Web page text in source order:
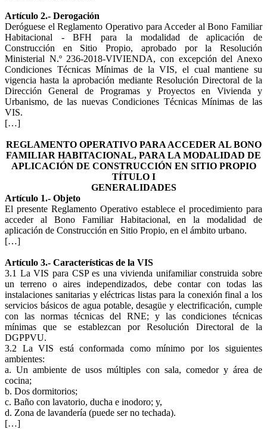
Artículo 2.- Derogación
Deróguese el Reglamento Operativo para Acceder al Bono Familiar
Habitacional - BFH para la modalidad de aplicación de
Construcción en Sitio Propio, aprobado por la Resolución
Ministerial N.º 236-2018-VIVIENDA, con excepción del Anexo
Condiciones Técnicas Mínimas de la VIS, el cual mantiene su
vigencia hasta la aprobación mediante Resolución Directoral de la
Dirección General de Programas y Proyectos en Vivienda y
Urbanismo, de las nuevas Condiciones Técnicas Mínimas de las
VIS.
[…]
REGLAMENTO OPERATIVO PARA ACCEDER AL BONO
FAMILIAR HABITACIONAL, PARA LA MODALIDAD DE
APLICACIÓN DE CONSTRUCCIÓN EN SITIO PROPIO
TÍTULO I
GENERALIDADES
Artículo 1.- Objeto
El presente Reglamento Operativo establece el procedimiento para
acceder al Bono Familiar Habitacional, en la modalidad de
aplicación de Construcción en Sitio Propio, en el ámbito urbano.
[…]
Artículo 3.- Características de la VIS
3.1 La VIS para CSP es una vivienda unifamiliar construida sobre
un terreno o aires independizados, debe contar con todas las
instalaciones sanitarias y eléctricas listas para la conexión final a los
servicios básicos de agua potable, desagüe y electrificación, cumple
con las normas técnicas del RNE; y las condiciones técnicas
mínimas que se establezcan por Resolución Directoral de la
DGPPVU.
3.2 La VIS está conformada como mínimo por los siguientes
ambientes:
a. Un ambiente de usos múltiples con sala, comedor y área de
cocina;
b. Dos dormitorios;
c. Baño con lavatorio, ducha e inodoro; y,
d. Zona de lavandería (puede ser no techada).
[…]